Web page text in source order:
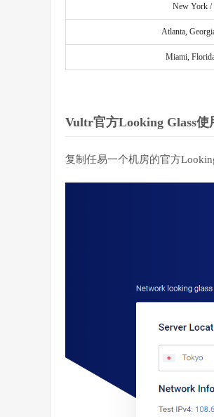
New York
Atlanta,
Miami,
Vultr官方Looking Glass使
复制任易一个机房的官方